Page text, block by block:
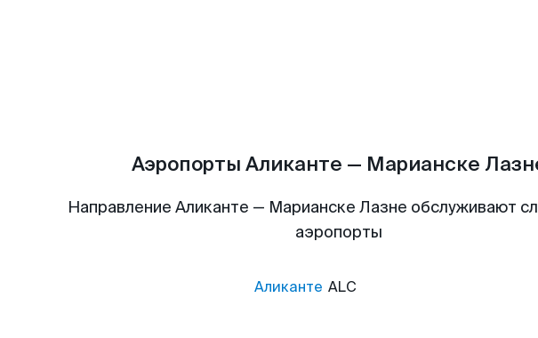
Аэропорты Аликанте — Марианске
Направление Аликанте — Марианске Лазне обслуживают
аэропорты
Аликанте ALC